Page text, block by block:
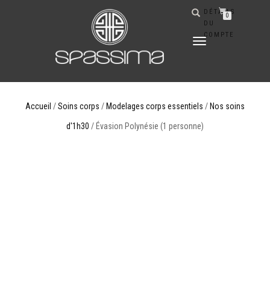
DÉPLIER
DÉTAILS
DU
COMPTE
0
Accueil /Soins corps / Modelages corps essentiels / Nos soins
d'1h30 / Évasion Polynésie (1 personne)